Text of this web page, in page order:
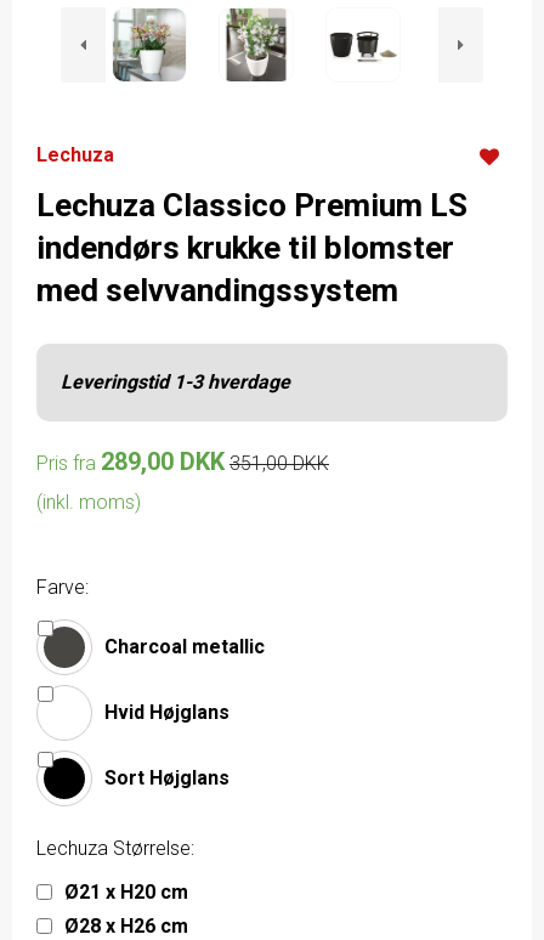
Lechuza
Lechuza Classico Premium LS
indendørs krukke til blomster
med selvvandingssystem
Leveringstid 1-3 hverdage
Pris fra 289,00 DKK 351,00 DKK
(inkl. moms)
Farve:
Charcoal metallic
Hvid Højglans
Sort Højglans
Lechuza Størrelse:
Ø21 x H20 cm
Ø28 x H26 cm